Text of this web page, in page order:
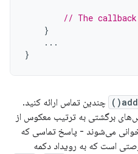
// The
}
...
}
چندین تماس ارائه کنید.
برگشتی به ترتیب معکوس از
می‌شوند - پاسخ تماسی که
است که به رویداد دکمه